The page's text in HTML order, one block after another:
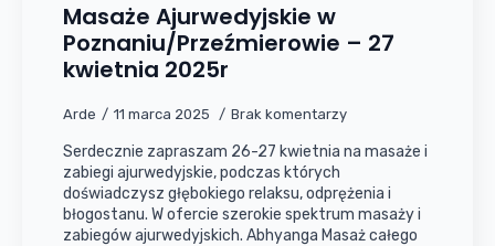
Masaże Ajurwedyjskie w
Poznaniu/Przeźmierowie – 27
kwietnia 2025r
Arde 11 marca 2025 Brak komentarzy
Serdecznie zapraszam 26-27 kwietnia na masaże i
zabiegi ajurwedyjskie, podczas których
doświadczysz głębokiego relaksu, odprężenia i
błogostanu. W ofercie szerokie spektrum masaży i
zabiegów ajurwedyjskich. Abhyanga Masaż całego